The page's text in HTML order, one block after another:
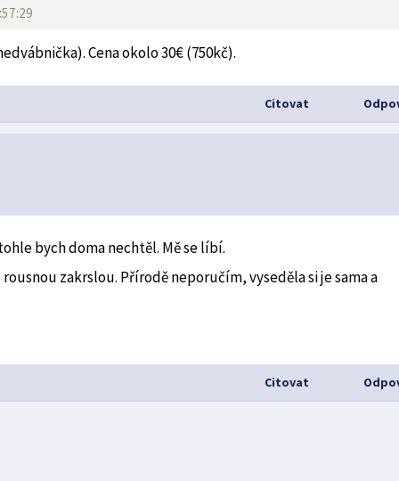
Cena okolo 30€ (750kč).
Citovat
bych doma nechtěl. Mě se líbí.
zakrslou. Přírodě neporučím, vyseděla si je sama a
Citovat